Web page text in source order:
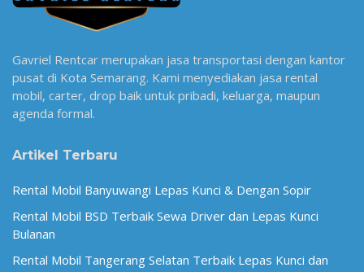
Gavriel Rentcar merupakan jasa transportasi dengan kantor
pusat di Kota Semarang. Kami menyediakan jasa rental
mobil, carter, drop baik untuk pribadi, keluarga, maupun
agenda formal.
Artikel Terbaru
Rental Mobil Banyuwangi Lepas Kunci & Dengan Sopir
Rental Mobil BSD Terbaik Sewa Driver dan Lepas Kunci
Bulanan
Rental Mobil Tangerang Selatan Terbaik Lepas Kunci dan